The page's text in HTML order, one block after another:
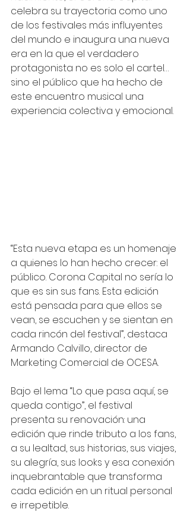
celebra su trayectoria como uno
de los festivales más influyentes
del mundo e inaugura una nueva
era en la que el verdadero
protagonista no es solo el cartel…
sino el público que ha hecho de
este encuentro musical una
experiencia colectiva y emocional.
“Esta nueva etapa es un homenaje
a quienes lo han hecho crecer: el
público. Corona Capital no sería lo
que es sin sus fans. Esta edición
está pensada para que ellos se
vean, se escuchen y se sientan en
cada rincón del festival”, destaca
Armando Calvillo, director de
Marketing Comercial de OCESA.
Bajo el lema “Lo que pasa aquí, se
queda contigo”, el festival
presenta su renovación: una
edición que rinde tributo a los fans,
a su lealtad, sus historias, sus viajes,
su alegría, sus looks y esa conexión
inquebrantable que transforma
cada edición en un ritual personal
e irrepetible.